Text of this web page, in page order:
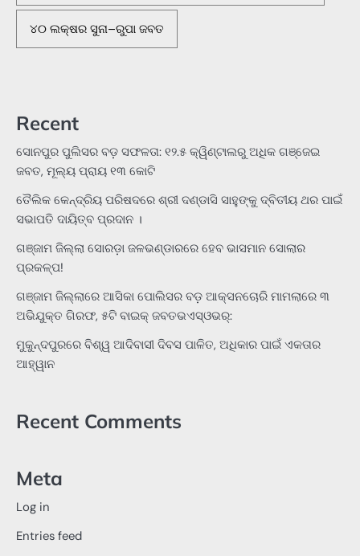
୪୦ ଲକ୍ଷର ସୁନା–ରୁପା ଜବତ
Recent
ସୋନପୁର ପୁଲିସର ବଡ଼ ସଫଳତା: ୧୨.୫ କ୍ୱିଣ୍ଟାଲରୁ ଅଧିକ ଗଞ୍ଜେଇ
ଜବତ, ମୂଲ୍ୟ ପ୍ରାୟ ୧୩ କୋଟି
ତୈଲିକ କେନ୍ଦ୍ରିୟ ପରିଷଦରେ ଶ୍ରୀ ଦଣ୍ଡାସି ସାହୁଙ୍କୁ ଦ୍ବିତୀୟ ଥର ପାଇଁ
ସଭାପତି ଦାୟିତ୍ବ ପ୍ରଦାନ ।
ଗଞ୍ଜାମ ଜିଲ୍ଲା ସୋରଡ଼ା ଜଳଭଣ୍ଡାରରେ ହେବ ଭାସମାନ ସୋଲାର
ପ୍ରକଳ୍ପ!
ଗଞ୍ଜାମ ଜିଲ୍ଲାରେ ଆସିକା ପୋଲିସର ବଡ଼ ଆକ୍ସନଚୋରି ମାମଲାରେ ୩
ଅଭିଯୁକ୍ତ ଗିରଫ, ୫ଟି ବାଇକ୍ ଜବତଭଏସ୍‌ଓଭର୍:
ମୁକୁନ୍ଦପୁରରେ ବିଶ୍ୱ ଆଦିବାସୀ ଦିବସ ପାଳିତ, ଅଧିକାର ପାଇଁ ଏକତାର
ଆହ୍ୱାନ
Recent Comments
Meta
Log in
Entries feed